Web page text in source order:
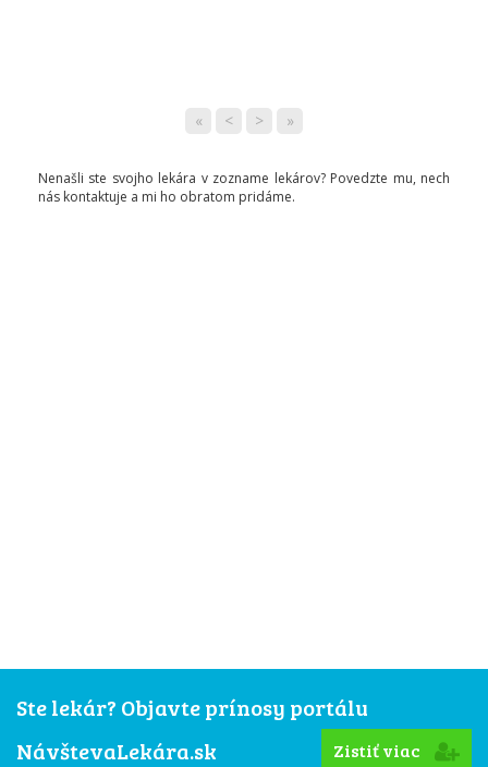
« < > »
Nenašli ste svojho lekára v zozname lekárov? Povedzte mu, nech
nás kontaktuje a mi ho obratom pridáme.
Ste lekár? Objavte prínosy portálu
NávštevaLekára.sk
Zistiť viac